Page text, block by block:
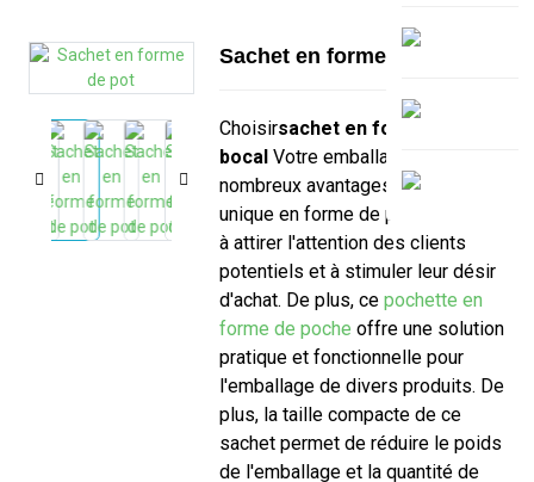
Sachet en forme de pot
Choisirsachet en forme de
bocal Votre emballage offre de
nombreux avantages. Ce design
unique en forme de pot contribue
à attirer l'attention des clients
potentiels et à stimuler leur désir
d'achat. De plus, ce pochette en
forme de poche offre une solution
pratique et fonctionnelle pour
l'emballage de divers produits. De
plus, la taille compacte de ce
sachet permet de réduire le poids
de l'emballage et la quantité de